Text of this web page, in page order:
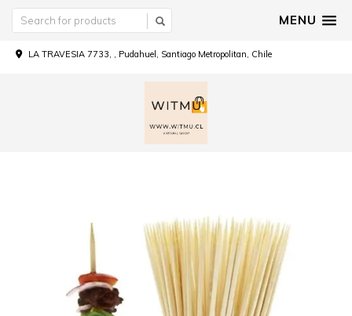
MENU
LA TRAVESIA 7733, , Pudahuel, Santiago Metropolitan, Chile